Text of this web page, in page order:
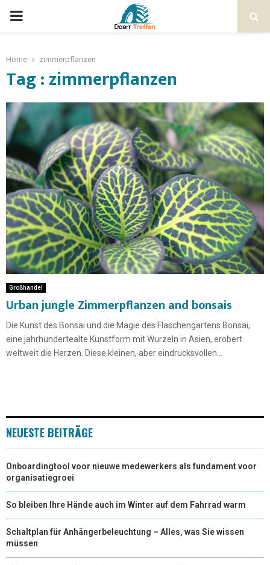
Home zimmerpflanzen
Tag : zimmerpflanzen
Großhandel
Urban jungle Zimmerpflanzen and bonsais
Die Kunst des Bonsai und die Magie des Flaschengartens Bonsai,
eine jahrhundertealte Kunstform mit Wurzeln in Asien, erobert
weltweit die Herzen. Diese kleinen, aber eindrucksvollen...
NEUESTE BEITRÄGE
Onboardingtool voor nieuwe medewerkers als fundament voor
organisatiegroei
So bleiben Ihre Hände auch im Winter auf dem Fahrrad warm
Schaltplan für Anhängerbeleuchtung – Alles, was Sie wissen
müssen